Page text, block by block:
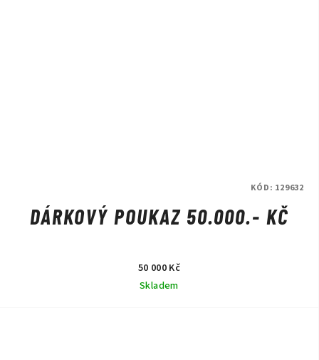
DÁRKOVÝ POUKAZ 50.000.- KČ
50 000 Kč
Skladem
KÓD: 129632